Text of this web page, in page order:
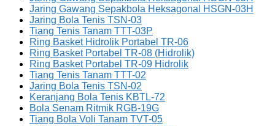
Jaring Gawang Sepakbola Heksagonal HSGN-03H
Jaring Bola Tenis TSN-03
Tiang Tenis Tanam TTT-03P
Ring Basket Hidrolik Portabel TR-06
Ring Basket Portabel TR-08 (Hidrolik)
Ring Basket Portabel TR-09 Hidrolik
Tiang Tenis Tanam TTT-02
Jaring Bola Tenis TSN-02
Keranjang Bola Tenis KBTL-72
Bola Senam Ritmik RGB-19G
Tiang Bola Voli Tanam TVT-05